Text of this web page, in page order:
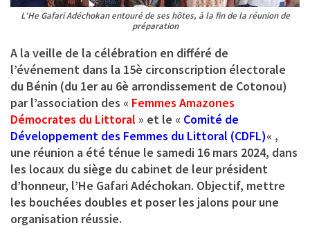
L’He Gafari Adéchokan entouré de ses hôtes, à la fin de la réunion de
préparation
A la veille de la célébration en différé de
l’événement dans la 15è circonscription électorale
du Bénin (du 1er au 6è arrondissement de Cotonou)
par l’association des « Femmes Amazones
Démocrates du Littoral » et le « Comité de
Développement des Femmes du Littoral (CDFL)« ,
une réunion a été ténue le samedi 16 mars 2024, dans
les locaux du siège du cabinet de leur président
d’honneur, l’He Gafari Adéchokan. Objectif, mettre
les bouchées doubles et poser les jalons pour une
organisation réussie.